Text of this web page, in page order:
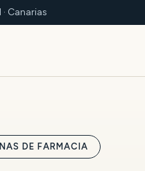
Canarias
DE FARMACIA